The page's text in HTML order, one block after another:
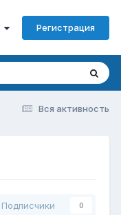
Регистрация
Вся активность
Подписчики 0